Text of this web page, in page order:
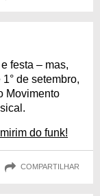
festa – mas,
de setembro,
Movimento
do funk!
COMPARTILHAR